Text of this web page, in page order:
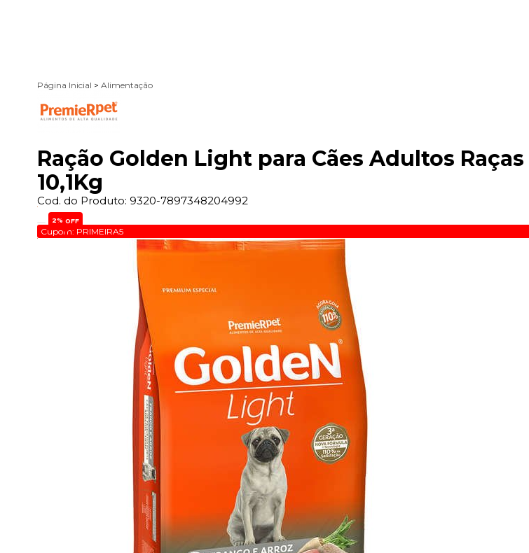
Página Inicial > Alimentação
Ração Golden Light para Cães Adultos
10,1Kg
Cod. do Produto: 9320-7897348204992
2% OFF
Cupom: PRIMEIRA5